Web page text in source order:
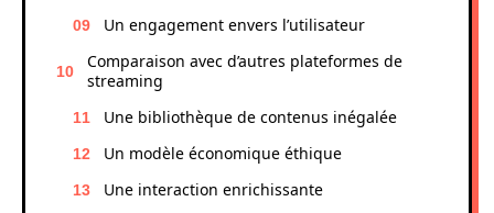
Un engagement envers l’utilisateur
Comparaison avec d’autres plateformes de
streaming
Une bibliothèque de contenus inégalée
Un modèle économique éthique
Une interaction enrichissante